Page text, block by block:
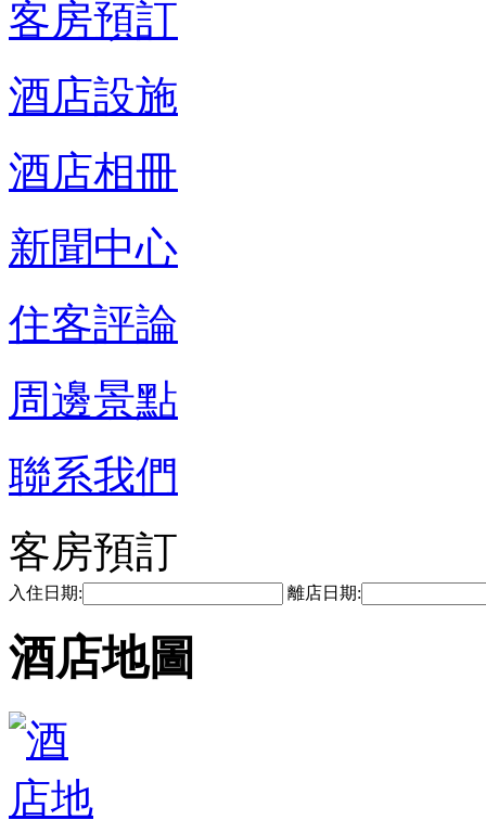
客房預訂
酒店設施
酒店相冊
新聞中心
住客評論
周邊景點
聯系我們
客房預訂
入住日期: 離店日期:
酒店地圖